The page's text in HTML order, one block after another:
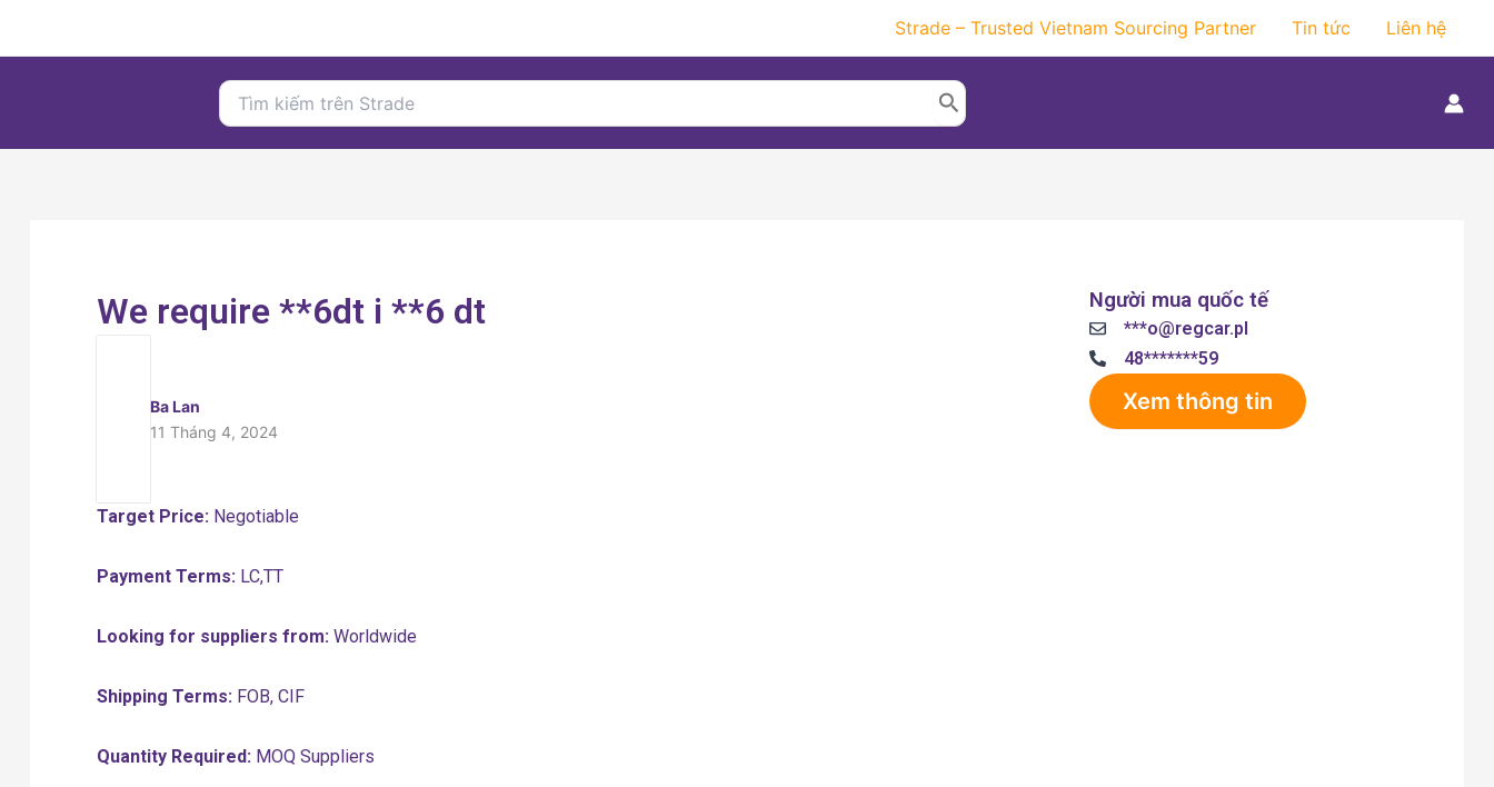
Strade – Trusted Vietnam Sourcing Partner Tin tức Liên hệ
Search
for:
We require **6dt i **6 dt
Ba Lan
11 Tháng 4, 2024
Target Price: Negotiable
Payment Terms: LC,TT
Looking for suppliers from: Worldwide
Shipping Terms: FOB, CIF
Quantity Required: MOQ Suppliers
Người mua quốc tế
***o@regcar.pl
48*******59
Xem thông tin